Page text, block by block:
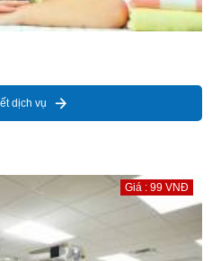
dịch vụ
Giá : 99 VNĐ